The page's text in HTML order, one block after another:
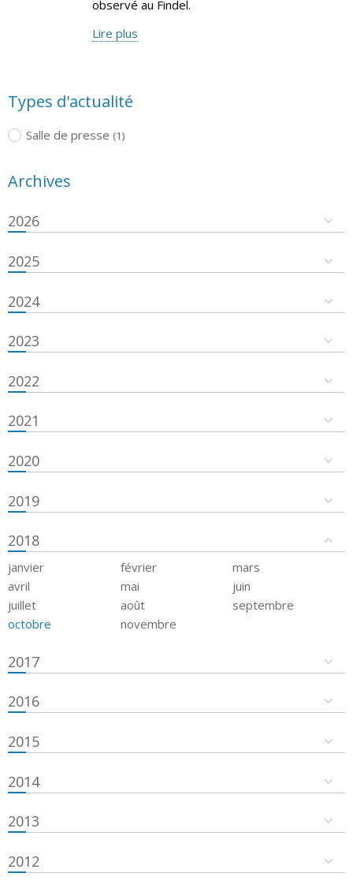
observé au Findel.
Lire plus
Types d'actualité
Salle de presse (1)
Archives
2026
2025
2024
2023
2022
2021
2020
2019
2018
janvier février
mars
avril
mai
juin
juillet
août
septembre
octobre
novembre
2017
2016
2015
2014
2013
2012